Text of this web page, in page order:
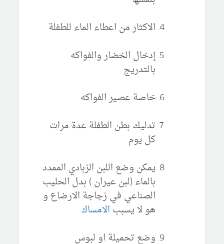
الاكثار من اعطاء الماء للطفلة
إدخال الخضار والفواكه
بالتدريج
خاصة عصير الفواكه
تدليك بطن الطفلة عدة مرات
كل يوم
يمكن وضع اللبن الزبادي الممدد
بالماء (لبن عيران ) بدل الحليب
الصناعي في زجاجة الارضاع و
هو لا يسبب الامساك
وضع تحميلة او لبوس